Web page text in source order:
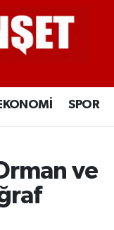
SPOR
ve